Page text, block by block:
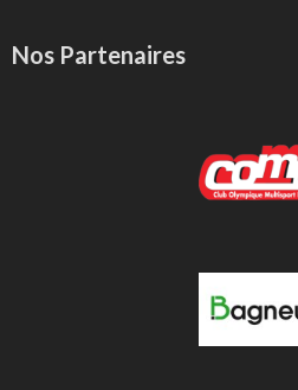
Nos Partenaires